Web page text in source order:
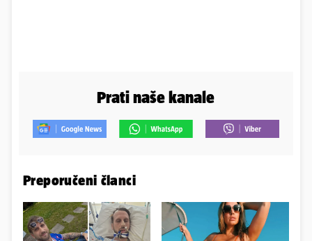
Prati naše kanale
Preporučeni članci